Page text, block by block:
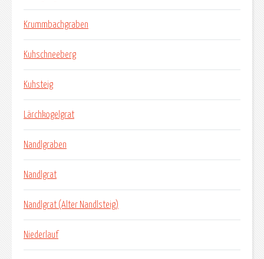
Krummbachgraben
Kuhschneeberg
Kuhsteig
Lärchkogelgrat
Nandlgraben
Nandlgrat
Nandlgrat (Alter Nandlsteig)
Niederlauf